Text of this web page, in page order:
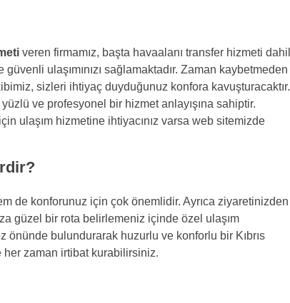
veren firmamız, başta havaalanı transfer hizmeti dahil
ulaşımınızı sağlamaktadır. Zaman kaybetmeden
sizleri ihtiyaç duyduğunuz konfora kavuşturacaktır.
ve profesyonel bir hizmet anlayışına sahiptir.
ulaşım hizmetine ihtiyacınız varsa web sitemizde
de konforunuz için çok önemlidir. Ayrıca ziyaretinizden
güzel bir rota belirlemeniz içinde özel ulaşım
önünde bulundurarak huzurlu ve konforlu bir Kıbrıs
her zaman irtibat kurabilirsiniz.